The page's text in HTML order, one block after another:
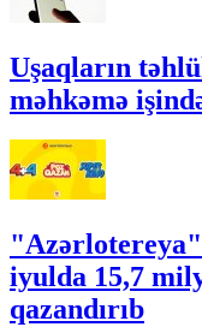
Uşaqların
məhkəmə
iyulda 15,7
qazandırıb